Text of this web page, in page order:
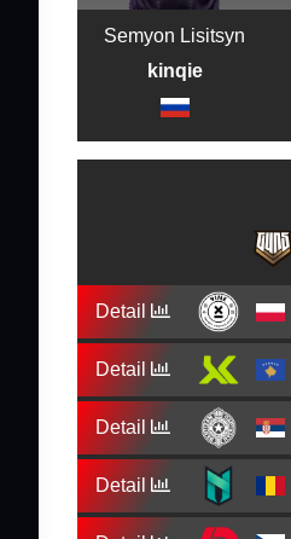
Semyon Lisitsyn
kinqie
Detail
Detail
Detail
Detail